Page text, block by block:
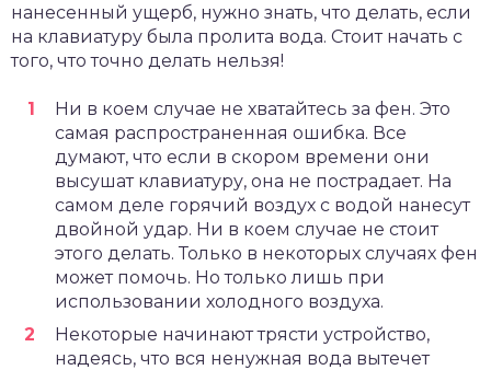
нанесенный ущерб, нужно знать, что делать, если
на клавиатуру была пролита вода. Стоит начать с
того, что точно делать нельзя!
Ни в коем случае не хватайтесь за фен. Это
самая распространенная ошибка. Все
думают, что если в скором времени они
высушат клавиатуру, она не пострадает. На
самом деле горячий воздух с водой нанесут
двойной удар. Ни в коем случае не стоит
этого делать. Только в некоторых случаях фен
может помочь. Но только лишь при
использовании холодного воздуха.
Некоторые начинают трясти устройство,
надеясь, что вся ненужная вода вытечет